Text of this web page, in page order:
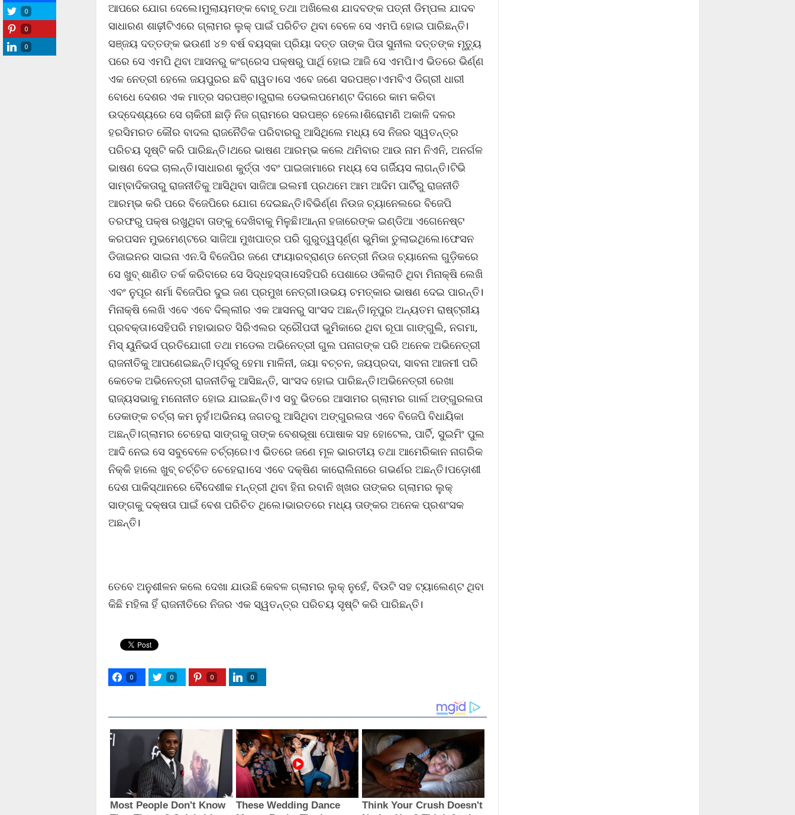
ଆପରେ ଯୋଗ ଦେଲେ।ମୁଲାୟମଙ୍କ ବୋହୂ ତଥା ଅଖିଲେଶ ଯାଦବଙ୍କ ପତ୍ନୀ ଡିମ୍ପଲ ଯାଦବ
ସାଧାରଣ ଶାଢ଼ୀଟିଏରେ ଗ୍ଲାମର ଲୁକ୍ ପାଇଁ ପରିଚିତ ଥିବା ବେଳେ ସେ ଏମପି ହୋଇ ପାରିଛନ୍ତି।
ସଞ୍ଜୟ ଦତ୍ତଙ୍କ ଭଉଣୀ ୪୭ ବର୍ଷ ବୟସ୍କା ପ୍ରିୟା ଦତ୍ତ ତାଙ୍କ ପିତା ସୁନୀଲ ଦତ୍ତଙ୍କ ମୃତ୍ୟୁ
ପରେ ସେ ଏମପି ଥିବା ଆସନରୁ କଂଗ୍ରେସ ପକ୍ଷରୁ ପାର୍ଥି ହୋଇ ଆଜି ସେ ଏମପି।ଏ ଭିତରେ ଭିର୍ଣ୍ଣ
ଏକ ନେତ୍ରୀ ହେଲେ ଜୟପୁରର ଛବି ରାୱତ।ସେ ଏବେ ଜଣେ ସରପଞ୍ଚ।ଏମବିଏ ଡିଗ୍ରୀ ଧାରୀ
ବୋଧେ ଦେଶର ଏକ ମାତ୍ର ସରପଞ୍ଚ।ରୁରାଲ ଡେଭଲପମେଣ୍ଟ ଦିଗରେ କାମ କରିବା
ଉଦ୍ଦେଶ୍ୟରେ ସେ ଚାକିରୀ ଛାଡ଼ି ନିଜ ଗ୍ରାମରେ ସରପଞ୍ଚ ହେଲେ।ଶିରୋମଣି ଅକାଳି ଦଳର
ହରସିମରତ କୌର ବାଦଲ ରାଜନୈତିକ ପରିବାରରୁ ଆସିଥିଲେ ମଧ୍ୟ ସେ ନିଜର ସ୍ୱତନ୍ତ୍ର
ପରିଚୟ ସୃଷ୍ଟି କରି ପାରିଛନ୍ତି।ଥରେ ଭାଷଣ ଆରମ୍ଭ କଲେ ଥମିବାର ଆଉ ନାମ ନିଏନି, ଅନର୍ଗଳ
ଭାଷଣ ଦେଇ ଚାଲନ୍ତି।ସାଧାରଣ କୁର୍ତ୍ତା ଏବଂ ପାଇଜାମାରେ ମଧ୍ୟ ସେ ଗର୍ଜିୟସ ଲାଗନ୍ତି।ଟିଭି
ସାମ୍ବାଦିକତାରୁ ରାଜନୀତିକୁ ଆସିଥିବା ସାଜିଆ ଇଲମୀ ପ୍ରଥମେ ଆମ ଆଦିମ ପାର୍ଟିରୁ ରାଜନୀତି
ଆରମ୍ଭ କରି ପରେ ବିଜେପିରେ ଯୋଗ ଦେଇଛନ୍ତି।ବିଭିର୍ଣ୍ଣ ନିଉଜ ଚ୍ୟାନେଲରେ ବିଜେପି
ତରଫରୁ ପକ୍ଷ ରଖୁଥିବା ତାଙ୍କୁ ଦେଖିବାକୁ ମିଳୁଛି।ଆନ୍ନା ହଜାରେଙ୍କ ଇଣ୍ଡିଆ ଏଗେନେଷ୍ଟ
କରପସନ ମୁଭମେଣ୍ଟରେ ସାଜିଆ ମୁଖପାତ୍ର ପରି ଗୁରୁତ୍ୱପୂର୍ଣ୍ଣ ଭୁମିକା ତୁଲାଇଥିଲେ।ଫେସନ
ଡିଜାଇନର ସାଇନା ଏନ.ସି ବିଜେପିର ଜଣେ ଫାୟାରବ୍ରାଣ୍ଡ ନେତ୍ରୀ ନିଉଜ ଚ୍ୟାନେଲ ଗୁଡ଼ିକରେ
ସେ ଖୁବ୍ ଶାଣିତ ତର୍କ କରିବାରେ ସେ ସିଦ୍ଧହସ୍ତା।ସେହିପରି ପେଶାରେ ଓକିଲାତି ଥିବା ମିନାକ୍ଷି ଲେଖି
ଏବଂ ନୁପୂର ଶର୍ମା ବିଜେପିର ଦୁଇ ଜଣ ପ୍ରମୁଖ ନେତ୍ରୀ।ଉଭୟ ଚମତ୍କାର ଭାଷଣ ଦେଇ ପାରନ୍ତି।
ମିନାକ୍ଷି ଲେଖି ଏବେ ଏବେ ଦିଲ୍ଲୀର ଏକ ଆସନରୁ ସାଂସଦ ଅଛନ୍ତି।ନୂପୁର ଅନ୍ୟତମ ରାଷ୍ଟ୍ରୀୟ
ପ୍ରବକ୍ତା।ସେହିପରି ମହାଭାରତ ସିରିଏଲର ଦ୍ରୌପଦୀ ଭୁମିକାରେ ଥିବା ରୂପା ଗାଙ୍ଗୁଲି, ନଗମା,
ମିସ୍ ୟୁନିଭର୍ସ ପ୍ରତିଯୋଗୀ ତଥା ମଡେଲ ଅଭିନେତ୍ରୀ ଗୁଲ ପନାଗଙ୍କ ପରି ଅନେକ ଅଭିନେତ୍ରୀ
ରାଜନୀତିକୁ ଆପଣେଇଛନ୍ତି।ପୂର୍ବରୁ ହେମା ମାଳିନୀ, ଜୟା ବଚ୍ଚନ, ଜୟପ୍ରଦା, ସାବନା ଆଜମୀ ପରି
କେତେକ ଅଭିନେତ୍ରୀ ରାଜନୀତିକୁ ଆସିଛନ୍ତି, ସାଂସଦ ହୋଇ ପାରିଛନ୍ତି।ଅଭିନେତ୍ରୀ ରେଖା
ରାଜ୍ୟସଭାକୁ ମନୋନୀତ ହୋଇ ଯାଇଛନ୍ତି।ଏ ସବୁ ଭିତରେ ଆସାମର ଗ୍ଲାମର ଗାର୍ଲ ଅଙ୍ଗୁରଲତା
ଡେକାଙ୍କ ଚର୍ଚ୍ଚା କମ ନୁହଁ।ଅଭିନୟ ଜଗତରୁ ଆସିଥିବା ଅଙ୍ଗୁରଲତା ଏବେ ବିଜେପି ବିଧାୟିକା
ଅଛନ୍ତି।ଗ୍ଲାମର ଚେହେରା ସାଙ୍ଗକୁ ତାଙ୍କ ବେଶଭୂଷା ପୋଷାକ ସହ ହୋଟେଲ, ପାର୍ଟି, ସୁଇମିଂ ପୁଲ
ଆଦି ନେଇ ସେ ସବୁବେଳେ ଚର୍ଚ୍ଚାରେ।ଏ ଭିତରେ ଜଣେ ମୂଳ ଭାରତୀୟ ତଥା ଆମେରିକାନ ନାଗରିକ
ନିକ୍କି ହାଲେ ଖୁବ୍ ଚର୍ଚ୍ଚିତ ଚେହେରା।ସେ ଏବେ ଦକ୍ଷିଣ କାରୋଲିନାରେ ଗଭର୍ଣର ଅଛନ୍ତି।ପଡ଼ୋଶୀ
ଦେଶ ପାକିସ୍ଥାନରେ ବୈଦେଶୀକ ମନ୍ତ୍ରୀ ଥିବା ହିନା ରବାନି ଖ୍ଖର ତାଙ୍କର ଗ୍ଲାମର ଲୁକ୍
ସାଙ୍ଗକୁ ଦକ୍ଷତା ପାଇଁ ବେଶ ପରିଚିତ ଥିଲେ।ଭାରତରେ ମଧ୍ୟ ତାଙ୍କର ଅନେକ ପ୍ରଶଂସକ
ଅଛନ୍ତି।
ତେବେ ଅନୁଶୀଳନ କଲେ ଦେଖା ଯାଉଛି କେବଳ ଗ୍ଲାମର ଲୁକ୍ ନୁହେଁ, ବିଉଟି ସହ ଟ୍ୟାଲେଣ୍ଟ ଥିବା
କିଛି ମହିଳା ହିଁ ରାଜନୀତିରେ ନିଜର ଏକ ସ୍ୱତନ୍ତ୍ର ପରିଚୟ ସୃଷ୍ଟି କରି ପାରିଛନ୍ତି।
0 0 0 0
0
0
0